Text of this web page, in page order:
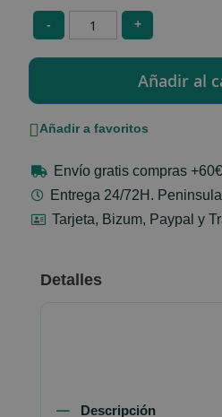
- +
Añadir a favoritos
Envío gratis compras +60€
Entrega 24/72H.
Tarjeta, Bizum, Paypal y
Detalles
Descripción